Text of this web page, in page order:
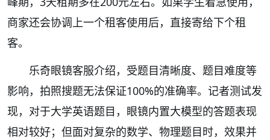
商家还会协调上一个租客使用后，直接寄给下个租
客。
乐奇眼镜客服介绍，受题目清晰度、题目难度等
影响，拍照搜题无法保证100%的准确率。记者测试发
现，对于大学英语题目，眼镜内置大模型的答题表现
相对较好；但面对复杂的数学、物理题目时，效果并